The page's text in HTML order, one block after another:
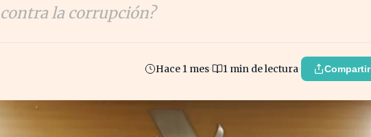
la corrupción?
Hace 1 mes 1 min de lectura Compartir